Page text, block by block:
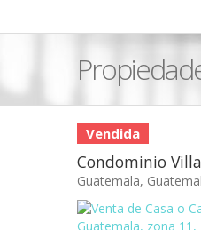
Vendida
Condominio
Guatemala,